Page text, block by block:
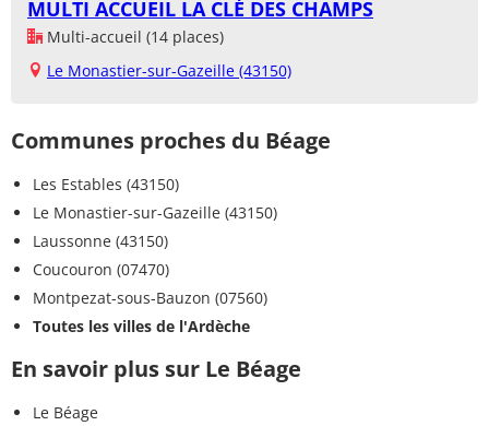
MULTI ACCUEIL LA CLÉ DES CHAMPS
Multi-accueil (14 places)
Le Monastier-sur-Gazeille (43150)
Communes proches du Béage
Les Estables (43150)
Le Monastier-sur-Gazeille (43150)
Laussonne (43150)
Coucouron (07470)
Montpezat-sous-Bauzon (07560)
Toutes les villes de l'Ardèche
En savoir plus sur Le Béage
Le Béage